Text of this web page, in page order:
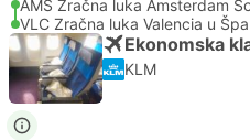
AMS Zračna luka Amsterdam
VLC Zračna luka Valencia u
Ekonomska
KLM